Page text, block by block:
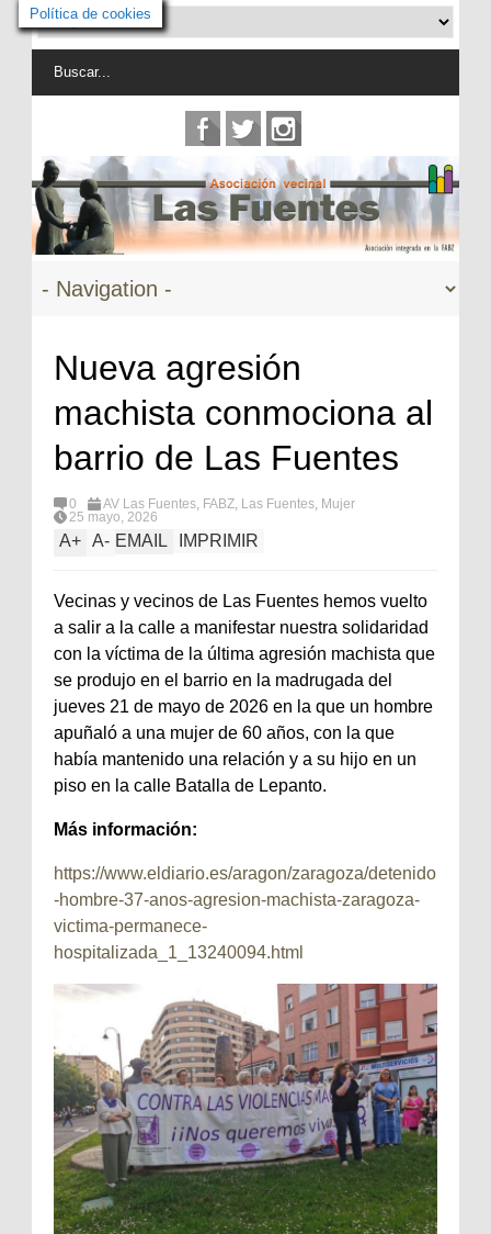
Nueva agresión
machista conmociona al
barrio de Las Fuentes
0 AV Las Fuentes, FABZ, Las Fuentes, Mujer
25 mayo, 2026
A+ A- EMAIL IMPRIMIR
Vecinas y vecinos de Las Fuentes hemos vuelto
a salir a la calle a manifestar nuestra solidaridad
con la víctima de la última agresión machista que
se produjo en el barrio en la madrugada del
jueves 21 de mayo de 2026 en la que un hombre
apuñaló a una mujer de 60 años, con la que
había mantenido una relación y a su hijo en un
piso en la calle Batalla de Lepanto.
Más información:
https://www.eldiario.es/aragon/zaragoza/detenido
-hombre-37-anos-agresion-machista-zaragoza-
victima-permanece-
hospitalizada_1_13240094.html
Política de cookies